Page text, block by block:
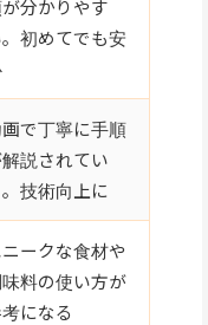
分かりやす
。初めてでも安
で丁寧に手順
説されてい
技術向上に
ークな食材や
料の使い方が
になる